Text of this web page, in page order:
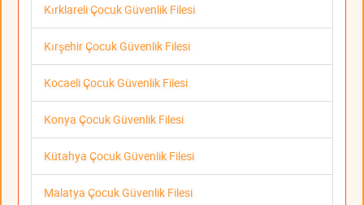
Kırklareli Çocuk Güvenlik Filesi
Kırşehir Çocuk Güvenlik Filesi
Kocaeli Çocuk Güvenlik Filesi
Konya Çocuk Güvenlik Filesi
Kütahya Çocuk Güvenlik Filesi
Malatya Çocuk Güvenlik Filesi